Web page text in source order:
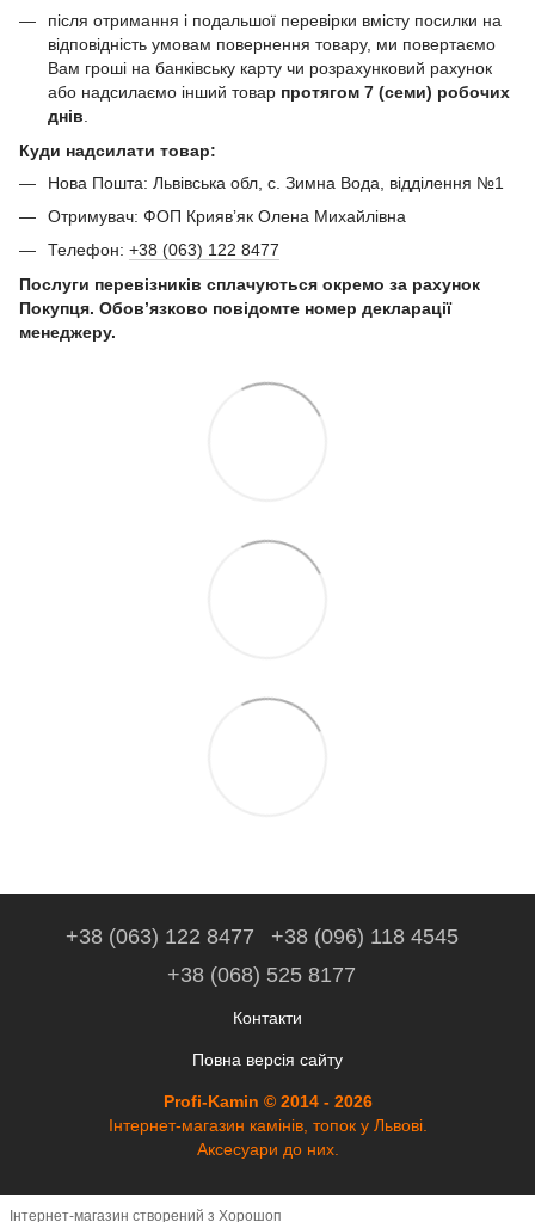
після отримання і подальшої перевірки вмісту посилки на
відповідність умовам повернення товару, ми повертаємо
Вам гроші на банківську карту чи розрахунковий рахунок
або надсилаємо інший товар протягом 7 (семи) робочих
днів
Куди надсилати товар:
Нова Пошта: Львівська обл, с. Зимна Вода, відділення №1
Отримувач: ФОП Криявʼяк Олена Михайлівна
Телефон: +38 (063) 122 8477
Послуги перевізників сплачуються окремо за рахунок
Покупця. Обов’язково повідомте номер декларації
менеджеру.
+38 (063) 122 8477
+38 (096) 118 4545
+38 (068) 525 8177
Контакти
Повна версія сайту
Profi-Kamin © 2014 - 2026
Інтернет-магазин камінів, топок у Львові.
Аксесуари до них.
Інтернет-магазин створений з Хорошоп